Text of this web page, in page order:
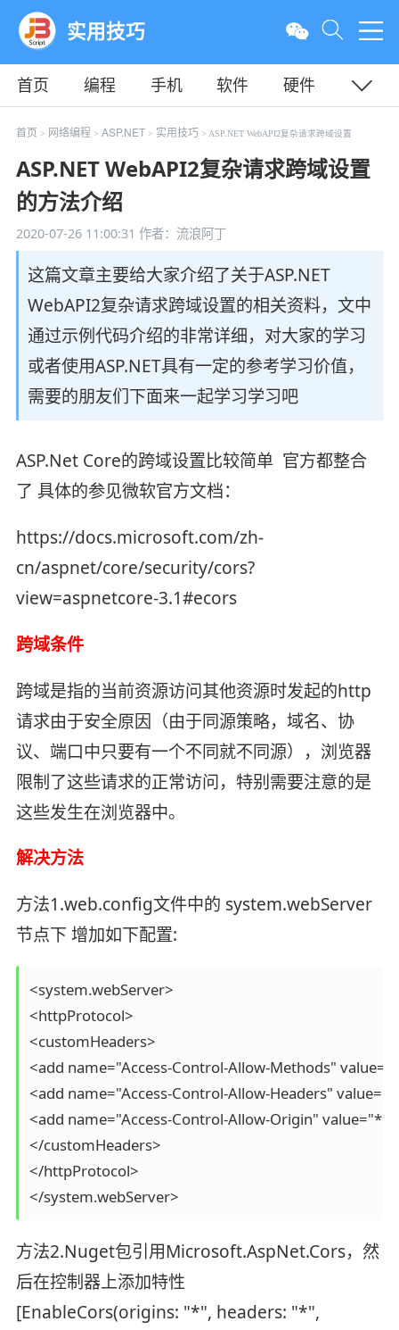
实用技巧
首页 编程 手机 软件
硬件
教程
平面 服务器
首页 > 网络编程 > ASP.NET > 实用技巧 > ASP.NET WebAPI2复杂请求跨域设置
ASP.NET WebAPI2复杂请求跨域设置
的方法介绍
2020-07-26 11:00:31 作者：流浪阿丁
这篇文章主要给大家介绍了关于ASP.NET
WebAPI2复杂请求跨域设置的相关资料，文中
通过示例代码介绍的非常详细，对大家的学习
或者使用ASP.NET具有一定的参考学习价值，
需要的朋友们下面来一起学习学习吧
ASP.Net Core的跨域设置比较简单 官方都整合
了 具体的参见微软官方文档：
https://docs.microsoft.com/zh-
cn/aspnet/core/security/cors?
view=aspnetcore-3.1#ecors
跨域条件
跨域是指的当前资源访问其他资源时发起的http
请求由于安全原因（由于同源策略，域名、协
议、端口中只要有一个不同就不同源），浏览器
限制了这些请求的正常访问，特别需要注意的是
这些发生在浏览器中。
解决方法
方法1.web.config文件中的 system.webServer
节点下 增加如下配置:
<system.webServer>
<httpProtocol>
<customHeaders>
<add name="Access-Control-Allow-Methods"
<add name="Access-Control-Allow-Headers"
<add name="Access-Control-Allow-Origin" value="*"
</customHeaders>
</httpProtocol>
</system.webServer>
方法2.Nuget包引用Microsoft.AspNet.Cors，然
后在控制器上添加特性
[EnableCors(origins: "*", headers: "*",